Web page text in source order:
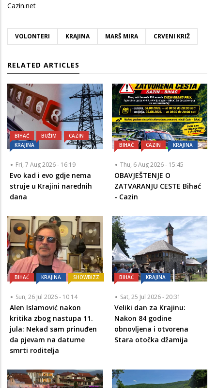
Cazin.net
VOLONTERI KRAJINA MARŠ MIRA CRVENI KRIŽ
RELATED ARTICLES
BIHAĆ BUŽIM
CAZIN
KRAJINA
Fri, 7 Aug 2026 - 16:19
Evo kad i evo gdje nema
struje u Krajini narednih
dana
BIHAĆ CAZIN KRAJINA
Thu, 6 Aug 2026 - 15:45
OBAVJEŠTENJE O
ZATVARANJU CESTE Bihać
- Cazin
BIHAĆ KRAJINA SHOWBIZZ
Sun, 26 Jul 2026 - 10:14
Alen Islamović nakon
kritika zbog nastupa 11.
jula: Nekad sam prinuđen
da pjevam na datume
smrti roditelja
BIHAĆ KRAJINA
Sat, 25 Jul 2026 - 20:31
Veliki dan za Krajinu:
Nakon 84 godine
obnovljena i otvorena
Stara otočka džamija